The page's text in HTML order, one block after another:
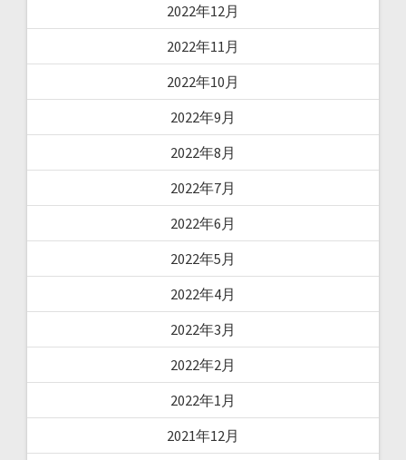
2022年12月
2022年11月
2022年10月
2022年9月
2022年8月
2022年7月
2022年6月
2022年5月
2022年4月
2022年3月
2022年2月
2022年1月
2021年12月